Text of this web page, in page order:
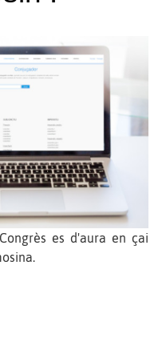
es d'aura en çai